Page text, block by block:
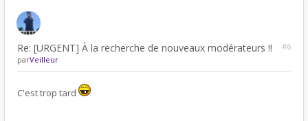
Re: [URGENT] À la recherche de nouveaux modérateurs !!
#6
parVeilleur
C'est trop tard